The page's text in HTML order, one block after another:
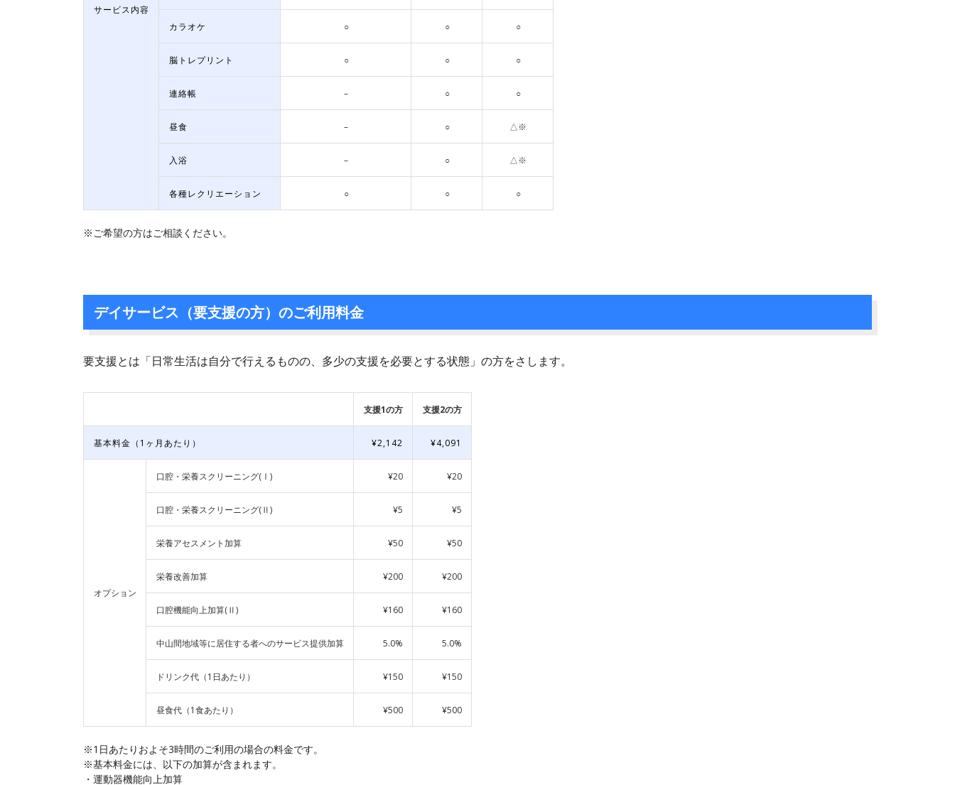
サービス内容
カラオケ ○ ○ ○
脳トレプリント ○ ○ ○
連絡帳 – ○ ○
昼食 – ○ △※
入浴 – ○ △※
各種レクリエーション ○ ○ ○
※ご希望の方はご相談ください。
デイサービス（要支援の方）のご利用料金
要支援とは「日常生活は自分で行えるものの、多少の支援を必要とする状態」の方をさします。
支援1の方 支援2の方
基本料金（1ヶ月あたり） ¥2,142 ¥4,091
オプション
口腔・栄養スクリーニング(Ⅰ) ¥20 ¥20
口腔・栄養スクリーニング(Ⅱ) ¥5 ¥5
栄養アセスメント加算 ¥50 ¥50
栄養改善加算 ¥200 ¥200
口腔機能向上加算(Ⅱ) ¥160 ¥160
中山間地域等に居住する者へのサービス提供加算 5.0% 5.0%
ドリンク代（1日あたり） ¥150 ¥150
昼食代（1食あたり） ¥500 ¥500
※1日あたりおよそ3時間のご利用の場合の料金です。
※基本料金には、以下の加算が含まれます。
・運動器機能向上加算